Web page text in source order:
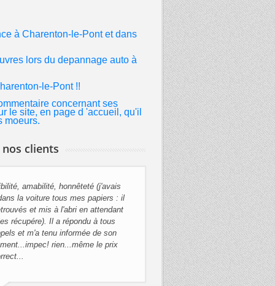
à Charenton-le-Pont et dans
lors du depannage auto à
le-Pont!!
concernant ses
le site, en page d 'accueil, qu'il
moeurs.
clients
amabilité, honnêteté (j'avais
la voiture tous mes papiers : il
et mis à l'abri en attendant
récupére). Il a répondu à tous
et m'a tenu informée de son
rien...même le prix
et bon mécanicien Ce dépanneur
un grand service pour cette fête
S'il fallait attendre la disponibilité
classique, je serais toujours
en ce moment.